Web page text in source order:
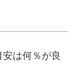
は何％が良